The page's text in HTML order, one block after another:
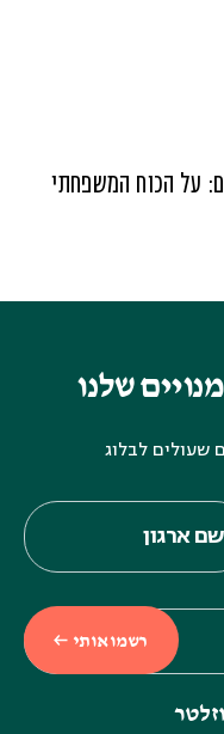
על הכוח המשפחתי
שלנו
שעולים לבלוג
רשמו אותי